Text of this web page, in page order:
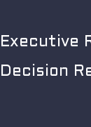
Executive
Decision